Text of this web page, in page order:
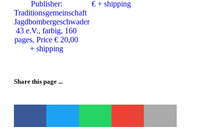
Publisher:
Traditionsgemeinschaft
Jagdbombergeschwader
43 e.V., farbig, 160
pages, Price € 20,00
+ shipping
€ + shipping
Share this page ...